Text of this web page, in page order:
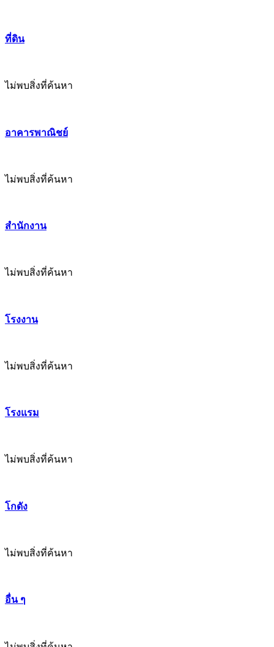
ที่ดิน
ไม่พบสิ่งที่ค้นหา
อาคารพาณิชย์
ไม่พบสิ่งที่ค้นหา
สำนักงาน
ไม่พบสิ่งที่ค้นหา
โรงงาน
ไม่พบสิ่งที่ค้นหา
โรงแรม
ไม่พบสิ่งที่ค้นหา
โกดัง
ไม่พบสิ่งที่ค้นหา
อื่น ๆ